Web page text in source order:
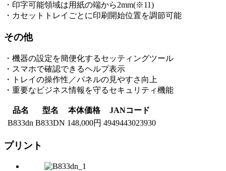
・印字可能領域は用紙の端から2mm(※11)
・カセットトレイごとに印刷開始位置を調節可能
その他
・機器の設定を簡便化するセッティングツール
・スマホで確認できるヘルプ表示
・トレイの操作性／パネルの見やすさ向上
・重要なビジネス情報を守るセキュリティ機能
品名 型名 本体価格
JANコード
B833dn B833DN 148,000円 4949443023930
プリント